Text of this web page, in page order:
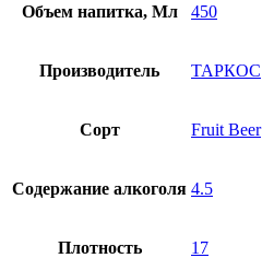
Объем напитка, Мл 450
Производитель ТАРКОС
Сорт Fruit Beer
Содержание алкоголя 4.5
Плотность 17